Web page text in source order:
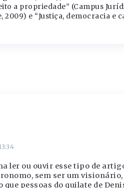
a propriedade” (Campus
2009) e “Justiça, democracia e
ler ou ouvir esse tipo de
sem ser um
que pessoas do quilate de